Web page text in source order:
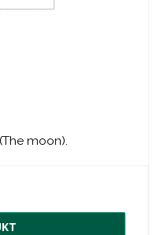
moon).